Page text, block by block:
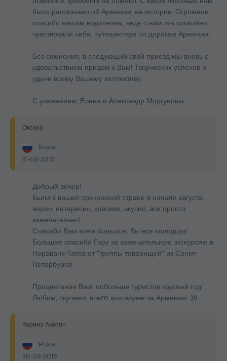
было рассказано об Армении, ее истории. Огромное
спасибо нашим водителям, ведь с ним мы спокойно
чувствовали себя, путешествуя по дорогам Армении!
Без сомнения, в следующий свой приезд мы вновь с
удовольствием придем к Вам! Творческих успехов и
удачи всему Вашему коллективу.
С уважением, Елена и Александр Моргуновы.
Оксана
Rusia
31-08-2015
Добрый вечер!
Были в вашей прекрасной стране в начале августа,
жарко, интересно, красиво, вкусно, все просто
замечательно!
Спасибо Вам всем большое, Вы все молодцы!
Большое спасибо Гору за замечательную экскурсию в
Нораванк-Татев от "группы товарищей" из Санкт-
Петербурга!
Процветания Вам, побольше туристов круглый год!
Любим, скучаем, всеm агитируем за Армению ;)))
Каринэ Акопян
Rusia
30-08-2015